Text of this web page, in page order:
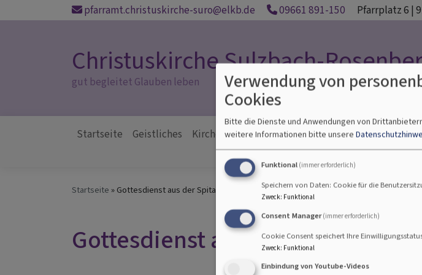
zum
pfarramt.christuskirche-suro@elkb.de 09661 891-150 Pfarrplatz 6 |
Christuskirche Sulzbach-
gut begleitet Glauben leben
Startseite Geistliches Kirchenmusik
Prävention gegen
Missbrauch
Unsere
Gemeinde
Startseite Gottesdienst aus der Spitalkirche in Sulzbach-Rosenberg
Gottesdienst aus der
Verwendung von
Cookies
Bitte die Dienste und Anwendungen von
weitere Informationen bitte unsere
Funktional (immer erforderlich)
Speichern von Daten: Cookie für die
Zweck: Funktional
Consent Manager (immer erforderlich)
Cookie Consent speichert Ihre
Zweck: Funktional
Einbindung von Youtube-Videos